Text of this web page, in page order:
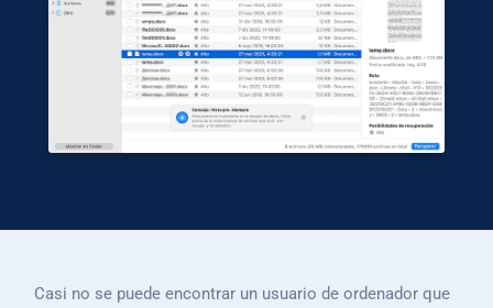
Casi no se puede encontrar un usuario de ordenador que